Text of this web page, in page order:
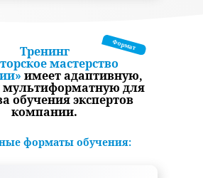
Формат
форматы обучения:
Тренинг
мастерство
имеет адаптивную,
мультиформатную для
обучения экспертов
компании.